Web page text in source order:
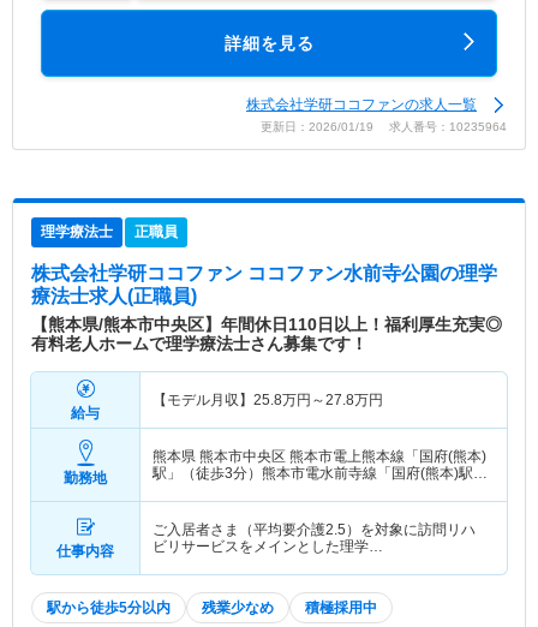
詳細を見る
株式会社学研ココファンの求人一覧
更新日：2026/01/19 求人番号：10235964
理学療法士 正職員
株式会社学研ココファン ココファン水前寺公園の理学
療法士求人(正職員)
【熊本県/熊本市中央区】年間休日110日以上！福利厚生充実◎
有料老人ホームで理学療法士さん募集です！
給与
【モデル月収】 25.8万円～27.8万円
勤務地
熊本県 熊本市中央区 熊本市電上熊本線「国府(熊本)
駅」（徒歩3分）熊本市電水前寺線「国府(熊本)駅」
仕事内容
ご入居者さま（平均要介護2.5）を対象に訪問リハ
ビリサービスをメインとした理学…
駅から徒歩5分以内 残業少なめ 積極採用中